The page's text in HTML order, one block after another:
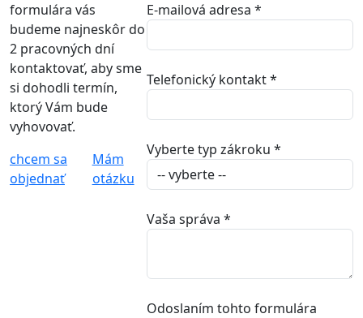
formulára vás
budeme najneskôr do
2 pracovných dní
kontaktovať, aby sme
si dohodli termín,
ktorý Vám bude
vyhovovať.
chcem sa
objednať
Mám
otázku
E-mailová adresa*
Telefonický kontakt*
Vyberte typ zákroku*
Vaša správa*
Odoslaním tohto formulára